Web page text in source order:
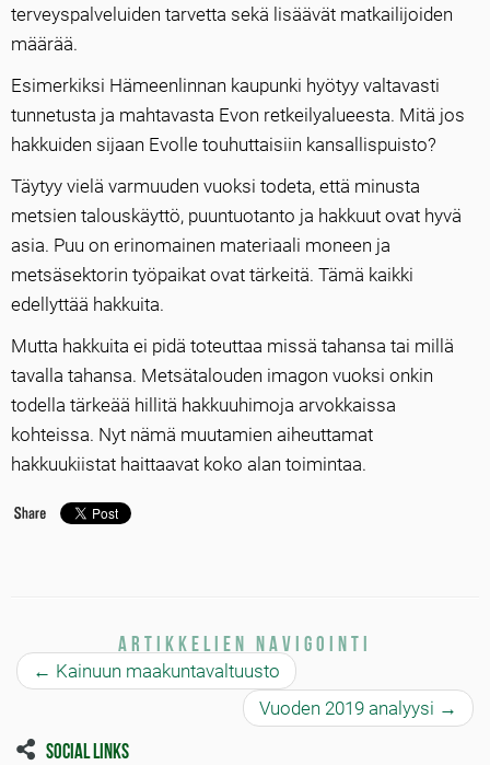
terveyspalveluiden tarvetta sekä lisäävät matkailijoiden
määrää.
Esimerkiksi Hämeenlinnan kaupunki hyötyy valtavasti
tunnetusta ja mahtavasta Evon retkeilyalueesta. Mitä jos
hakkuiden sijaan Evolle touhuttaisiin kansallispuisto?
Täytyy vielä varmuuden vuoksi todeta, että minusta
metsien talouskäyttö, puuntuotanto ja hakkuut ovat hyvä
asia. Puu on erinomainen materiaali moneen ja
metsäsektorin työpaikat ovat tärkeitä. Tämä kaikki
edellyttää hakkuita.
Mutta hakkuita ei pidä toteuttaa missä tahansa tai millä
tavalla tahansa. Metsätalouden imagon vuoksi onkin
todella tärkeää hillitä hakkuuhimoja arvokkaissa
kohteissa. Nyt nämä muutamien aiheuttamat
hakkuukiistat haittaavat koko alan toimintaa.
Artikkelien navigointi
← Kainuun maakuntavaltuusto
Vuoden 2019 analyysi →
Social links